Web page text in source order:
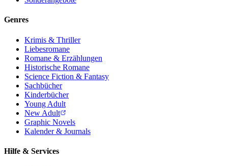
Genres
Krimis & Thriller
Liebesromane
Romane & Erzählungen
Historische Romane
Science Fiction & Fantasy
Sachbücher
Kinderbücher
Young Adult
New Adult
Graphic Novels
Kalender & Journals
Hilfe & Services